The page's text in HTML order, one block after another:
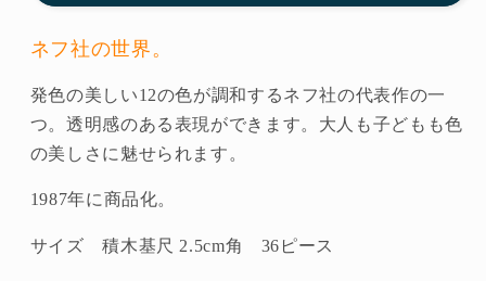
ザ
ク
（小）
◆A24-
1b
ー
ザ
ク
（小）
◆A24-
ー
ネフ社の世界。
発色の美しい12の色が調和するネフ社の代表作の一
つ。透明感のある表現ができます。大人も子どもも色
の美しさに魅せられます。
1987年に商品化。
サイズ 積木基尺 2.5cm角 36ピース